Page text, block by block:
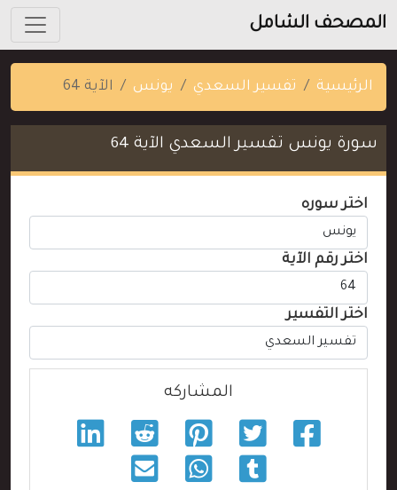
المصحف الشامل
الرئيسية تفسير السعدي يونس الآية 64
سورة يونس تفسير السعدي الآية 64
اختر سوره
اختر رقم الآية
اختر التفسير
المشاركه